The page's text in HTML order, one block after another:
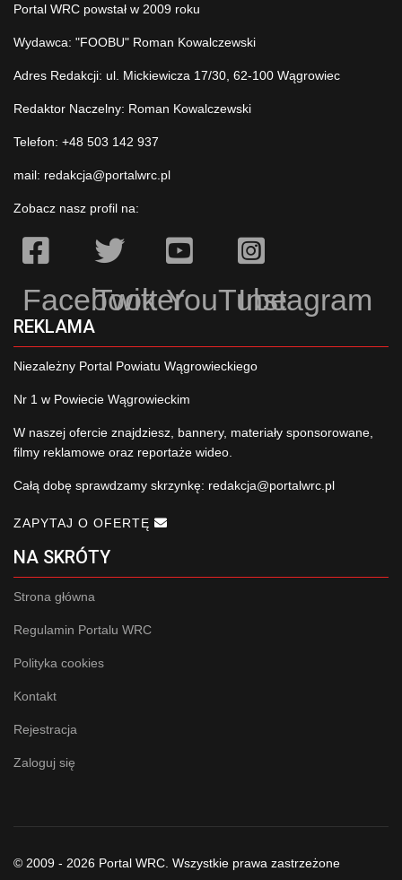
Portal WRC powstał w 2009 roku
Wydawca: "FOOBU" Roman Kowalczewski
Adres Redakcji: ul. Mickiewicza 17/30, 62-100 Wągrowiec
Redaktor Naczelny: Roman Kowalczewski
Telefon: +48 503 142 937
mail: redakcja@portalwrc.pl
Zobacz nasz profil na:
Facebook
TwitterYouTubeInstagram
REKLAMA
Niezależny Portal Powiatu Wągrowieckiego
Nr 1 w Powiecie Wągrowieckim
W naszej ofercie znajdziesz, bannery, materiały sponsorowane,
filmy reklamowe oraz reportaże wideo.
Całą dobę sprawdzamy skrzynkę: redakcja@portalwrc.pl
ZAPYTAJ O OFERTĘ
NA SKRÓTY
Strona główna
Regulamin Portalu WRC
Polityka cookies
Kontakt
Rejestracja
Zaloguj się
© 2009 - 2026 Portal WRC. Wszystkie prawa zastrzeżone